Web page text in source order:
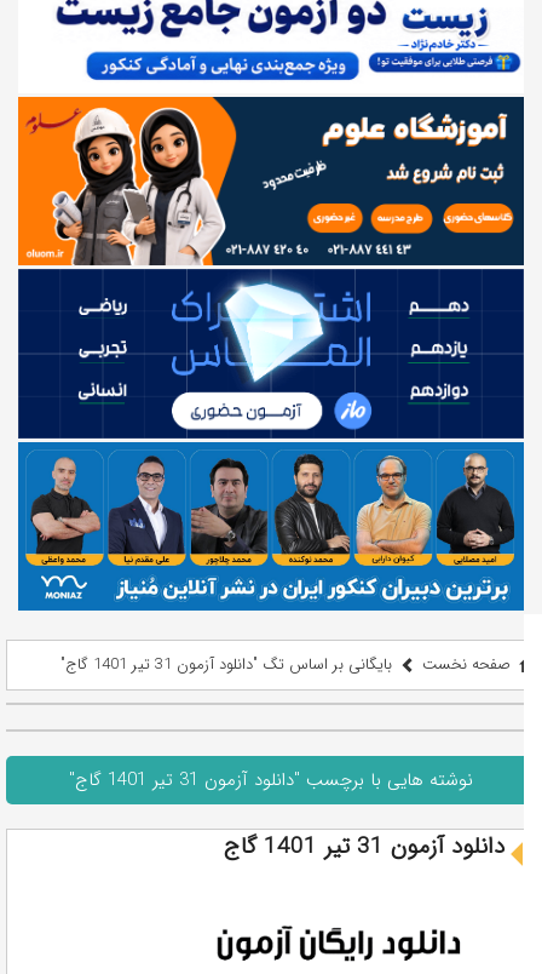
صفحه نخست بایگانی بر اساس تگ "دانلود آزمون 31 تیر 1401 گاج"
نوشته هایی با برچسب "دانلود آزمون 31 تیر 1401 گاج"
دانلود آزمون 31 تیر 1401 گاج